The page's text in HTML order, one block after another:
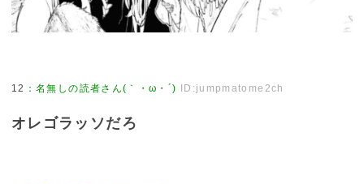
12 ：名無しの読者さん(｀・ω・´) ID:jumpmatome2ch
オレゴラッソだろ